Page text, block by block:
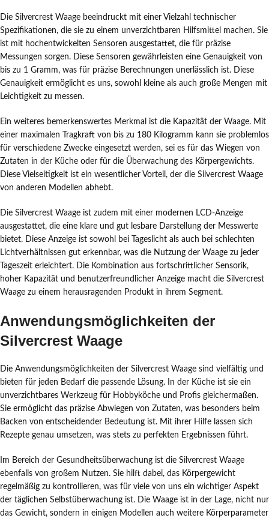
Die Silvercrest Waage beeindruckt mit einer Vielzahl technischer
Spezifikationen, die sie zu einem unverzichtbaren Hilfsmittel machen. Sie
ist mit hochentwickelten Sensoren ausgestattet, die für präzise
Messungen sorgen. Diese Sensoren gewährleisten eine Genauigkeit von
bis zu 1 Gramm, was für präzise Berechnungen unerlässlich ist. Diese
Genauigkeit ermöglicht es uns, sowohl kleine als auch große Mengen mit
Leichtigkeit zu messen.
Ein weiteres bemerkenswertes Merkmal ist die Kapazität der Waage. Mit
einer maximalen Tragkraft von bis zu 180 Kilogramm kann sie problemlos
für verschiedene Zwecke eingesetzt werden, sei es für das Wiegen von
Zutaten in der Küche oder für die Überwachung des Körpergewichts.
Diese Vielseitigkeit ist ein wesentlicher Vorteil, der die Silvercrest Waage
von anderen Modellen abhebt.
Die Silvercrest Waage ist zudem mit einer modernen LCD-Anzeige
ausgestattet, die eine klare und gut lesbare Darstellung der Messwerte
bietet. Diese Anzeige ist sowohl bei Tageslicht als auch bei schlechten
Lichtverhältnissen gut erkennbar, was die Nutzung der Waage zu jeder
Tageszeit erleichtert. Die Kombination aus fortschrittlicher Sensorik,
hoher Kapazität und benutzerfreundlicher Anzeige macht die Silvercrest
Waage zu einem herausragenden Produkt in ihrem Segment.
Anwendungsmöglichkeiten der
Silvercrest Waage
Die Anwendungsmöglichkeiten der Silvercrest Waage sind vielfältig und
bieten für jeden Bedarf die passende Lösung. In der Küche ist sie ein
unverzichtbares Werkzeug für Hobbyköche und Profis gleichermaßen.
Sie ermöglicht das präzise Abwiegen von Zutaten, was besonders beim
Backen von entscheidender Bedeutung ist. Mit ihrer Hilfe lassen sich
Rezepte genau umsetzen, was stets zu perfekten Ergebnissen führt.
Im Bereich der Gesundheitsüberwachung ist die Silvercrest Waage
ebenfalls von großem Nutzen. Sie hilft dabei, das Körpergewicht
regelmäßig zu kontrollieren, was für viele von uns ein wichtiger Aspekt
der täglichen Selbstüberwachung ist. Die Waage ist in der Lage, nicht nur
das Gewicht, sondern in einigen Modellen auch weitere Körperparameter